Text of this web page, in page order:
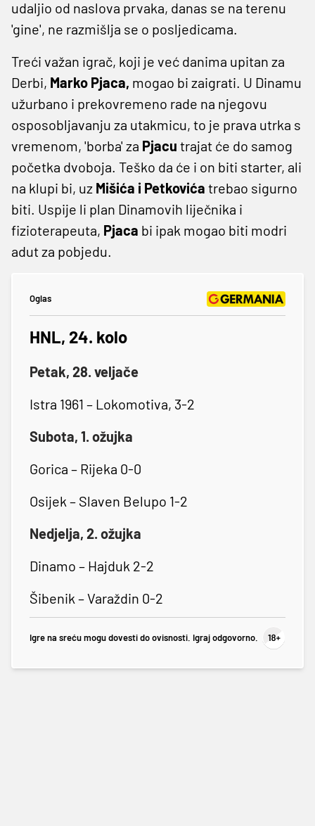
udaljio od naslova prvaka, danas se na terenu
'gine', ne razmišlja se o posljedicama.
Treći važan igrač, koji je već danima upitan za
Derbi, Marko Pjaca, mogao bi zaigrati. U Dinamu
užurbano i prekovremeno rade na njegovu
osposobljavanju za utakmicu, to je prava utrka s
vremenom, 'borba' za Pjacu trajat će do samog
početka dvoboja. Teško da će i on biti starter, ali
na klupi bi, uz Mišića i Petkovića trebao sigurno
biti. Uspije li plan Dinamovih liječnika i
fizioterapeuta, Pjaca bi ipak mogao biti modri
adut za pobjedu.
Oglas
HNL, 24. kolo
Petak, 28. veljače
Istra 1961 – Lokomotiva, 3-2
Subota, 1. ožujka
Gorica – Rijeka 0-0
Osijek – Slaven Belupo 1-2
Nedjelja, 2. ožujka
Dinamo – Hajduk 2-2
Šibenik – Varaždin 0-2
Igre na sreću mogu dovesti do ovisnosti. Igraj odgovorno.